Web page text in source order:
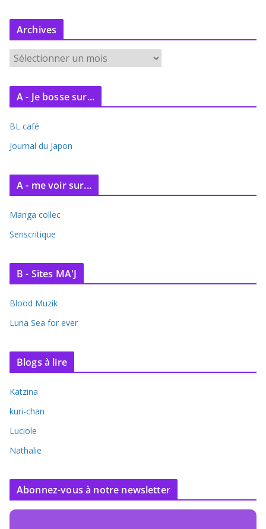
Archives
r
c
v
e
A - Je bosse sur...
BL café
Journal du Japon
A - me voir sur...
Manga collec
Senscritique
B - Sites MA'J
Blood Muzik
Luna Sea for ever
Blogs à lire
Katzina
kuri-chan
Luciole
Nathalie
Abonnez-vous à notre newsletter